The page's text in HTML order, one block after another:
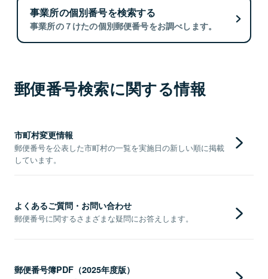
事業所の個別番号を検索する
事業所の７けたの個別郵便番号をお調べします。
郵便番号検索に関する情報
市町村変更情報
郵便番号を公表した市町村の一覧を実施日の新しい順に掲載
しています。
よくあるご質問・お問い合わせ
郵便番号に関するさまざまな疑問にお答えします。
郵便番号簿PDF（2025年度版）